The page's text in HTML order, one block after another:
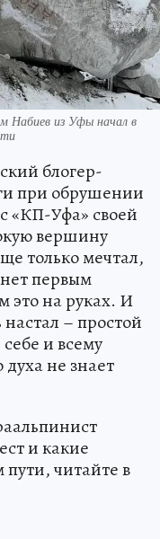
Набиев из Уфы начал в
блогер-
при обрушении
«КП-Уфа» своей
вершину
только мечтал,
первым
это на руках. И
настал – простой
и всему
духа не знает
и какие
пути, читайте в